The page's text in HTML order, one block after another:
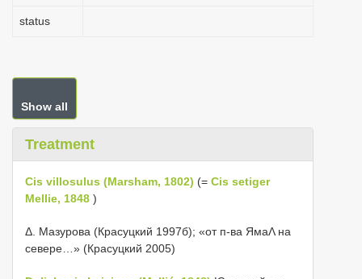
status
Show all
Treatment
Cis villosulus (Marsham, 1802) (= Cis setiger
Mellie, 1848 )
Δ. Мазурова (Красуцкий 1997б); «от п-ва ЯмаΛ на
севере…» (Красуцкий 2005)